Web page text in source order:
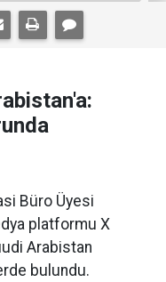
Büro Üyesi
platformu X
Arabistan
bulundu.